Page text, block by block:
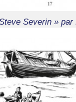
Severin »